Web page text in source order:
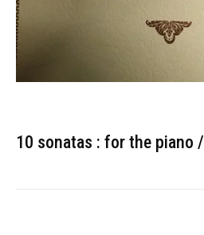
10 sonatas : for the piano